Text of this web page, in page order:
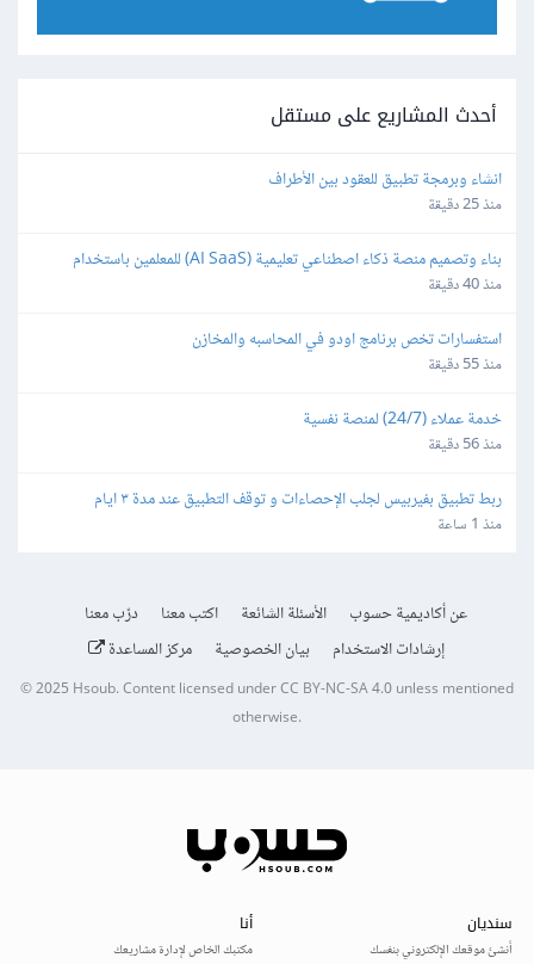
أحدث المشاريع على مستقل
انشاء وبرمجة تطبيق للعقود بين الأطراف
منذ 25 دقيقة
Bubble.io
منذ 40 دقيقة
استفسارات تخص برنامج اودو في المحاسبه والمخازن
منذ 55 دقيقة
خدمة عملاء (24/7) لمنصة نفسية
منذ 56 دقيقة
ربط تطبيق بفيربيس لجلب الإحصاءات و توقف التطبيق عند مدة ٣ ايام
منذ 1 ساعة
عن أكاديمية حسوب الأسئلة الشائعة اكتب معنا
درّب معنا
إرشادات الاستخدام
بيان الخصوصية مركز المساعدة
© 2025 Hsoub.Content licensed underCC BY-NC-SA 4.0unless mentioned
otherwise.